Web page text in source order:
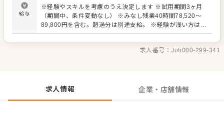
☐■経験を活かして、次のキャリアへ ゆくゆくは、売上・
FL管理、スタッフの育成・シフト管理、営業オペレーショ
ンの改善など店舗運営全般をお任せします。現在現場を支
ップアップできる環境です。実際に入社半年で支配人に昇
格した実績も。これまでの経験を活かし、現場のスタッフ
給与
※経験やスキルを考慮のうえ決定します ※試用期間3ヶ月
（期間中、条件変動なし） ※みなし残業40時間78,520～
89,800円を含む。超過分は別途支給。 ※経験が浅い方は
222,128円～288,816円
求人番号：Job000-299-341
求人情報 企業・店舗情報